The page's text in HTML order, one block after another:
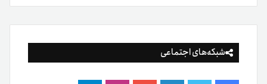
شبکه‌های اجتماعی